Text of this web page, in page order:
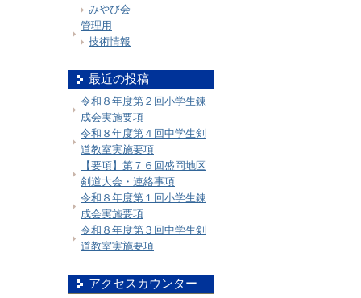
みやび会
管理用
技術情報
最近の投稿
令和８年度第２回小学生錬
成会実施要項
令和８年度第４回中学生剣
道教室実施要項
【要項】第７６回盛岡地区
剣道大会・連絡事項
令和８年度第１回小学生錬
成会実施要項
令和８年度第３回中学生剣
道教室実施要項
アクセスカウンター